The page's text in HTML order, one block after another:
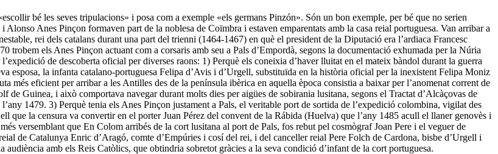
bé les seves tripulacions» i posa com a exemple «els germans Pinzón». Són un bon exemple, per bé que no serien
Anes Pinçon formaven part de la noblesa de Coïmbra i estaven emparentats amb la casa reial portuguesa. Van arribar a
rei dels catalans durant una part del trienni (1464-1467) en què el president de la Diputació era l’ardiaca Francesc
els Anes Pinçon actuant com a corsaris amb seu a Pals d’Empordà, segons la documentació exhumada per la Núria
de descoberta oficial per diverses raons: 1) Perquè els coneixia d’haver lluitat en el mateix bàndol durant la guerra
esposa, la infanta catalano-portuguesa Felipa d’Avis i d’Urgell, substituïda en la història oficial per la inexistent Felipa Moniz
més eficient per arribar a les Antilles des de la península ibèrica en aquella època consistia a baixar per l’anomenat corrent de
de Guinea, i això comportava navegar durant molts dies per aigües de sobirania lusitana, segons el Tractat d’Alcàçovas de
1479. 3) Perquè tenia els Anes Pinçon justament a Pals, el veritable port de sortida de l’expedició colombina, vigilat des
que la censura va convertir en el porter Juan Pérez del convent de la Rábida (Huelva) que l’any 1485 acull el llaner genovès i
versemblant que En Colom arribés de la cort lusitana al port de Pals, fos rebut pel cosmògraf Joan Pere i el veguer de
de Catalunya Enric d’Aragó, comte d’Empúries i cosí del rei, i del canceller reial Pere Folch de Cardona, bisbe d’Urgell i
audiència amb els Reis Catòlics, que obtindria sobretot gràcies a la seva condició d’infant de la cort portuguesa.